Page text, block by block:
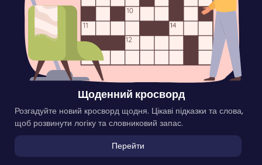
Щоденний кросворд
Розгадуйте новий кросворд щодня. Цікаві підказки та слова,
щоб розвинути логіку та словниковий запас.
Перейти